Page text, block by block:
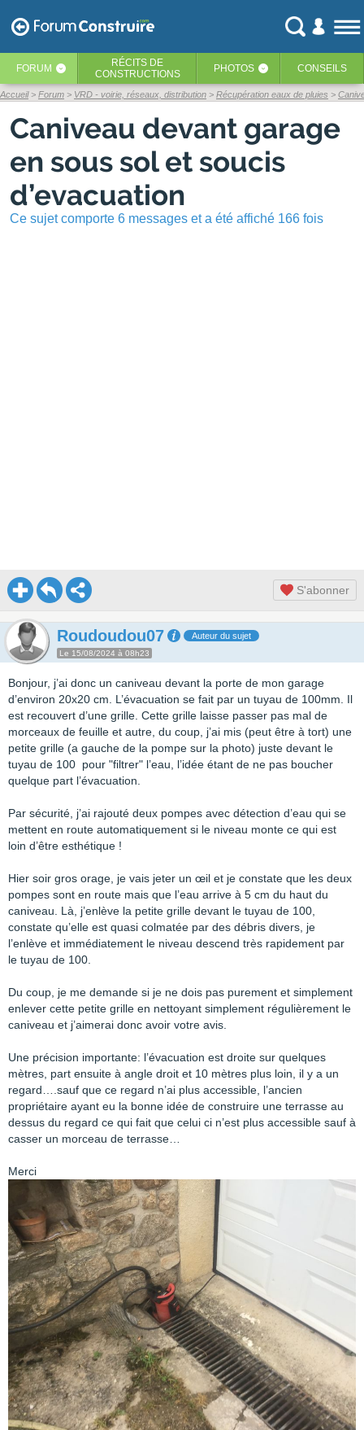
FORUM ‹ RÉCITS DE
CONSTRUCTIONS
PHOTOS ‹ CONSEILS
Accueil Forum VRD - voirie, réseaux, distribution Récupération eaux de pluies
Caniveau devant garage
en sous sol et soucis
d’evacuation
Ce sujet comporte 6 messages et a été affiché 166 fois
S'abonner
Roudoudou07 Auteur du sujet
Le 15/08/2024 à 08h23
Bonjour, j’ai donc un caniveau devant la porte de mon garage
d’environ 20x20 cm. L’évacuation se fait par un tuyau de 100mm. Il
est recouvert d’une grille. Cette grille laisse passer pas mal de
morceaux de feuille et autre, du coup, j’ai mis (peut être à tort) une
petite grille (a gauche de la pompe sur la photo) juste devant le
tuyau de 100 pour "filtrer" l’eau, l’idée étant de ne pas boucher
quelque part l’évacuation.
Par sécurité, j’ai rajouté deux pompes avec détection d’eau qui se
mettent en route automatiquement si le niveau monte ce qui est
loin d’être esthétique !
Hier soir gros orage, je vais jeter un œil et je constate que les deux
pompes sont en route mais que l’eau arrive à 5 cm du haut du
caniveau. Là, j’enlève la petite grille devant le tuyau de 100,
constate qu’elle est quasi colmatée par des débris divers, je
l’enlève et immédiatement le niveau descend très rapidement par
le tuyau de 100.
Du coup, je me demande si je ne dois pas purement et simplement
enlever cette petite grille en nettoyant simplement régulièrement le
caniveau et j’aimerai donc avoir votre avis.
Une précision importante: l’évacuation est droite sur quelques
mètres, part ensuite à angle droit et 10 mètres plus loin, il y a un
regard….sauf que ce regard n’ai plus accessible, l’ancien
propriétaire ayant eu la bonne idée de construire une terrasse au
dessus du regard ce qui fait que celui ci n’est plus accessible sauf à
casser un morceau de terrasse…
Merci